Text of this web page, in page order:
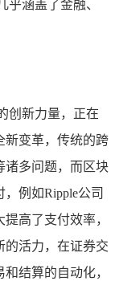
乎涵盖了金融、
创新力量，正在
新变革，传统的跨
诸多问题，而区块
例如Ripple公司
高了支付效率，
的活力，在证券交
结算的自动化，